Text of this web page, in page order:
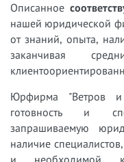
Описанное
нашей юридической
от знаний, опыта,
заканчивая
Юрфирма "Ветров и
готовность и
запрашиваемую
наличие